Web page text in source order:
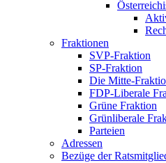
Fraktionen
SVP-Fraktion
SP-Fraktion
Die Mitte-
FDP-Liberale
Grüne Fraktion
Grünliberale
Parteien
Adressen
Bezüge der